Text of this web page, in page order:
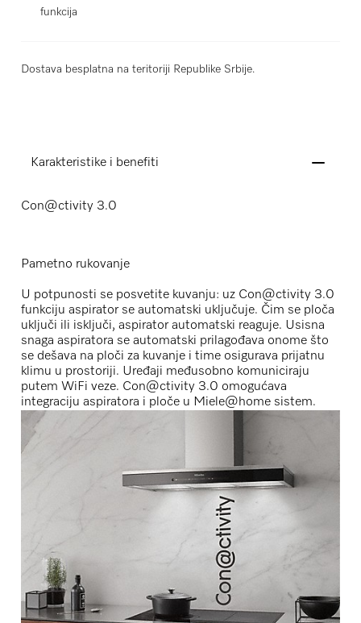
funkcija
Dostava besplatna na teritoriji Republike Srbije.
Karakteristike i benefiti
Con@ctivity 3.0
Pametno rukovanje
U potpunosti se posvetite kuvanju: uz Con@ctivity 3.0
funkciju aspirator se automatski uključuje. Čim se ploča
uključi ili isključi, aspirator automatski reaguje. Usisna
snaga aspiratora se automatski prilagođava onome što
se dešava na ploči za kuvanje i time osigurava prijatnu
klimu u prostoriji. Uređaji međusobno komuniciraju
putem WiFi veze. Con@ctivity 3.0 omogućava
integraciju aspiratora i ploče u Miele@home sistem.